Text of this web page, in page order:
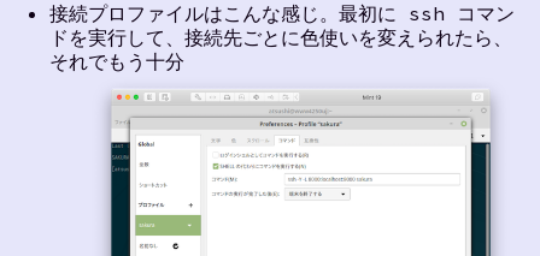
接続プロファイルはこんな感じ。最初に ssh コマン
ドを実行して、接続先ごとに色使いを変えられたら、
それでもう十分